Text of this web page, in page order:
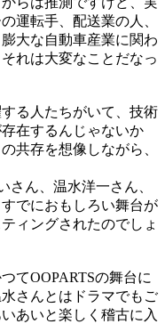
運転手、配送業の人、
大な自動車産業に関わ
れは大変なことだなっ
る人たちがいて、技術
在するんじゃないか
共存を想像しながら、
ん、温水洋一さん、
でにおもしろい舞台が
ィングされたのでしょ
てOOPARTSの舞台に
さんとはドラマでもご
あいと楽しく稽古に入